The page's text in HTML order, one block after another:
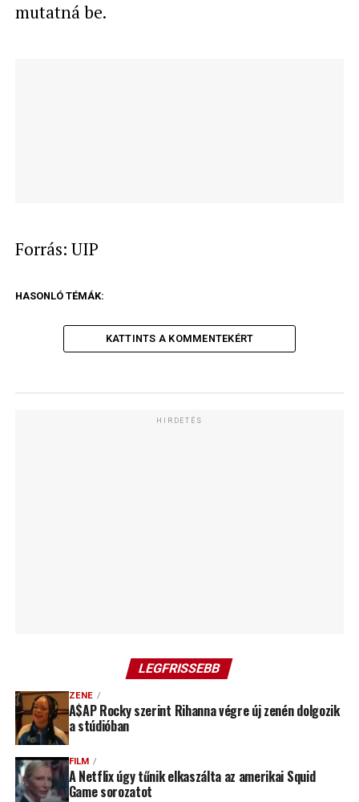
mutatná be.
Forrás: UIP
HASONLÓ TÉMÁK:
KATTINTS A KOMMENTEKÉRT
HIRDETÉS
LEGFRISSEBB
ZENE
A$AP Rocky szerint Rihanna végre új zenén dolgozik
a stúdióban
FILM
A Netflix úgy tűnik elkaszálta az amerikai Squid
Game sorozatot